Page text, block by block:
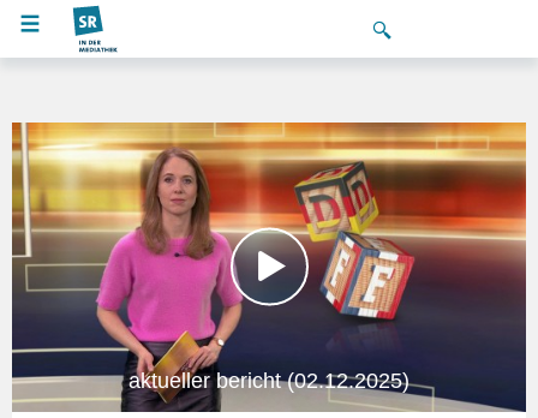
aktueller bericht (02.12.2025)